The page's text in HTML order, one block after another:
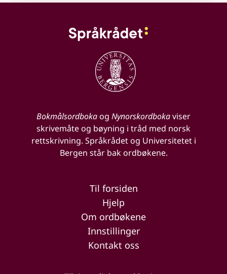
Bokmålsordbokaog Nynorskordbokaviser
skrivemåte og bøyning i tråd med norsk
rettskrivning. Språkrådet og Universitetet i
Bergen står bak ordbøkene.
Til forsiden
Hjelp
Om ordbøkene
Innstillinger
Kontakt oss